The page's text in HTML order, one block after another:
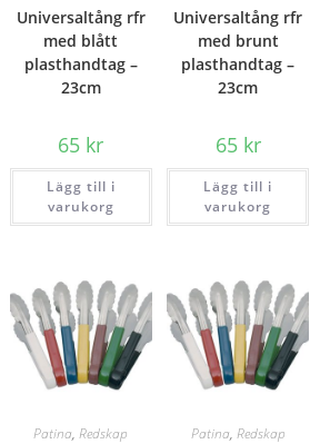
Universaltång rfr
med blått
plasthandtag –
23cm
65 kr
Lägg till i
varukorg
Universaltång rfr
med brunt
plasthandtag –
23cm
65 kr
Lägg till i
varukorg
Patina,Redskap Patina, Redskap